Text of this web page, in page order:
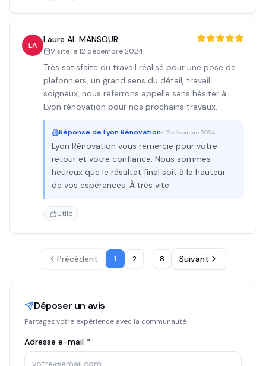
LA
Laure AL MANSOUR
Visite le12 décembre 2024
Très satisfaite du travail réalisé pour une pose de
plafonniers, un grand sens du détail, travail
soigneux, nous referrons appelle sans hésiter à
Lyon rénovation pour nos prochains travaux.
Réponse de Lyon Rénovation• 12 décembre 2024
Lyon Rénovation vous remercie pour votre
retour et votre confiance. Nous sommes
heureux que le résultat final soit à la hauteur
de vos espérances. À très vite.
Utile
Précédent 1 2 … 8 Suivant
Déposer un avis
Partagez votre expérience avec la communauté
Adresse e-mail *